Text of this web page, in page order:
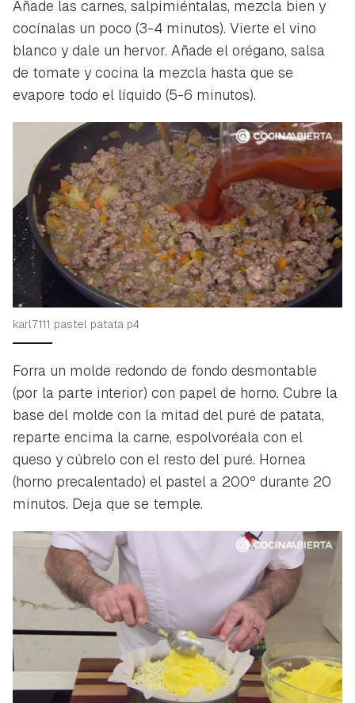
Añade las carnes, salpimiéntalas, mezcla bien y
cocínalas un poco (3-4 minutos). Vierte el vino
blanco y dale un hervor. Añade el orégano, salsa
de tomate y cocina la mezcla hasta que se
evapore todo el líquido (5-6 minutos).
karl7111 pastel patata p4
Forra un molde redondo de fondo desmontable
(por la parte interior) con papel de horno. Cubre la
base del molde con la mitad del puré de patata,
reparte encima la carne, espolvoréala con el
queso y cúbrelo con el resto del puré. Hornea
(horno precalentado) el pastel a 200º durante 20
minutos. Deja que se temple.